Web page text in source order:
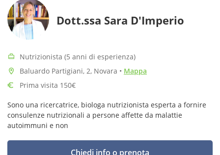
Dott.ssa Sara D'Imperio
Nutrizionista (5 anni di esperienza)
Baluardo Partigiani, 2, Novara • Mappa
Prima visita 150€
Sono una ricercatrice, biologa nutrizionista esperta a fornire
consulenze nutrizionali a persone affette da malattie
autoimmuni e non
Chiedi info o prenota